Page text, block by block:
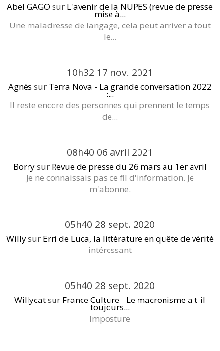
Abel GAGO sur L'avenir de la NUPES (revue de presse
mise à...
Une maladresse de langage, cela peut arriver a tout
le...
10h32 17 nov. 2021
Agnès sur Terra Nova - La grande conversation 2022
:...
Il reste encore des personnes qui prennent le temps
de...
08h40 06 avril 2021
Borrysur Revue de presse du 26 mars au 1er avril
Je ne connaissais pas ce fil d'information. Je
m'abonne.
05h40 28 sept. 2020
Willysur Erri de Luca, la littérature en quête de vérité
intéressant
05h40 28 sept. 2020
Willycatsur France Culture - Le macronisme a t-il
toujours...
Imposture